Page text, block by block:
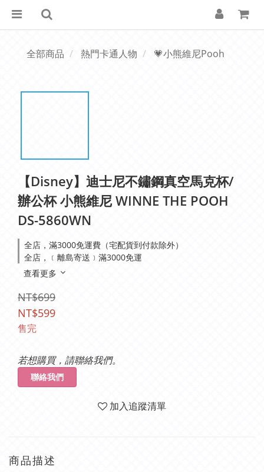
全部商品 熱門卡通人物 💗小熊維尼Pooh
【Disney】迪士尼不鏽鋼真空馬克杯/
辦公杯 小熊維尼 WINNE THE POOH
DS-5860WN
全店，滿3000免運費（宅配貨到付款除外）
全店，﹝離島寄送﹞滿3000免運
查看更多
NT$699
NT$599
售完
若想購買，請聯絡我們。
聯絡我們
加入追蹤清單
商品描述